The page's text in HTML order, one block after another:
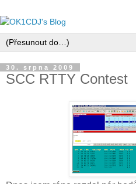
30. srpna 2009
SCC RTTY Contest